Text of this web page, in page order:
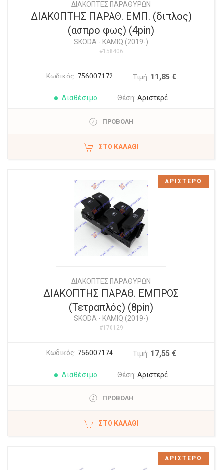
ΔΙΑΚΟΠΤΕΣ ΠΑΡΑΘΥΡΩΝ
ΔΙΑΚΟΠΤΗΣ ΠΑΡΑΘ. ΕΜΠ. (διπλος)
(ασπρο φως) (4pin)
SKODA - KAMIQ (2019-)
#158406
Κωδικός: 756007172 Τιμή: 11,85 €
Διαθέσιμο Θέση: Αριστερά
ΠΡΟΒΟΛΗ
ΣΤΟ ΚΑΛΆΘΙ
ΔΙΑΚΟΠΤΕΣ ΠΑΡΑΘΥΡΩΝ
ΔΙΑΚΟΠΤΗΣ ΠΑΡΑΘ. ΕΜΠΡΟΣ
(Τετραπλός) (8pin)
SKODA - KAMIQ (2019-)
#170129
Κωδικός: 756007174 Τιμή: 17,55 €
Διαθέσιμο Θέση: Αριστερά
ΠΡΟΒΟΛΗ
ΣΤΟ ΚΑΛΆΘΙ
ΑΡΙΣΤΕΡΟ
ΑΡΙΣΤΕΡΟ